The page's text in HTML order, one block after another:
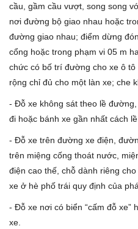
cầu, gầm cầu vượt, song song
nơi đường bộ giao nhau hoặc
đường giao nhau; điểm dừng
cổng hoặc trong phạm vi 05 m
chức có bố trí đường cho xe ô
rộng chỉ đủ cho một làn xe; che
- Đỗ xe không sát theo lề
đi hoặc bánh xe gần nhất cách
- Đỗ xe trên đường xe điện,
trên miệng cống thoát nước,
điện cao thế, chỗ dành riêng
xe ở hè phố trái quy định của
- Đỗ xe nơi có biển “cấm đỗ xe”
xe.